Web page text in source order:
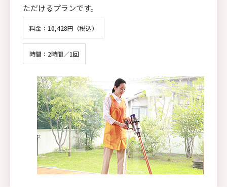
ただけるプランです。
料金：10,428円（税込）
時間：2時間／1回